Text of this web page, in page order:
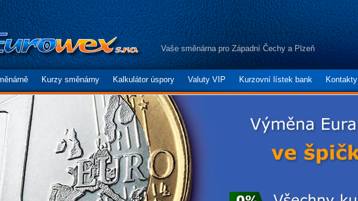
Vaše směnárna pro Západní Čechy a Plzeň
Kurzy směnárny Kalkulátor úspory Valuty VIP Kurzovní lístek bank Kontakty